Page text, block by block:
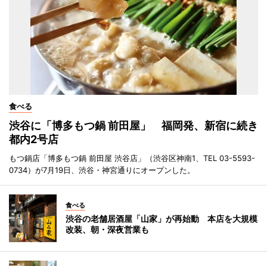
食べる
渋谷に「博多もつ鍋 前田屋」 福岡発、新宿に続き
都内2号店
もつ鍋店「博多もつ鍋 前田屋 渋谷店」（渋谷区神南1、TEL 03-5593-
0734）が7月19日、渋谷・神宮通りにオープンした。
食べる
渋谷の老舗居酒屋「山家」が再始動 本店を大規模
改装、朝・深夜営業も